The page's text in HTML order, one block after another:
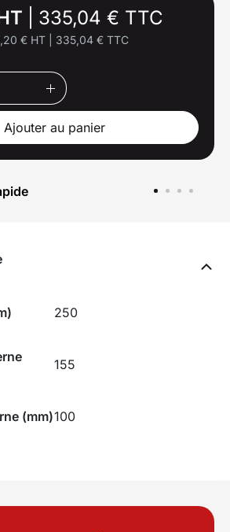
335,04 € TTC
€ HT 335,04 € TTC
Ajouter au panier
250
155
(mm)100